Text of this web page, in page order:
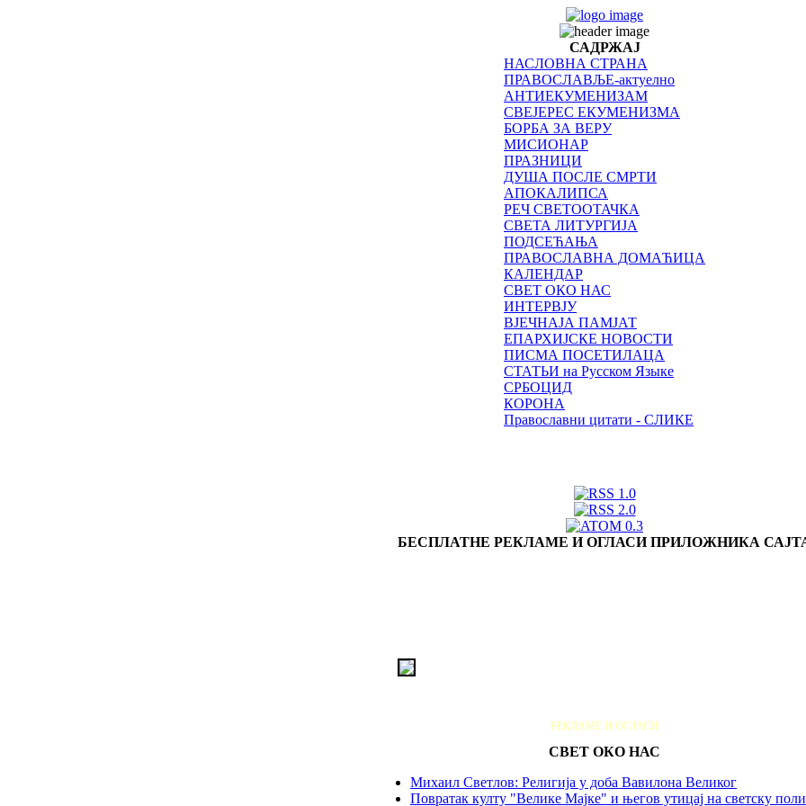
САДРЖАЈ
НАСЛОВНА СТРАНА
ПРАВОСЛАВЉЕ-актуелно
АНТИЕКУМЕНИЗАМ
СВЕЈЕРЕС ЕКУМЕНИЗМА
БОРБА ЗА ВЕРУ
МИСИОНАР
ПРАЗНИЦИ
ДУША ПОСЛЕ СМРТИ
АПОКАЛИПСА
РЕЧ СВЕТООТАЧКА
СВЕТА ЛИТУРГИЈА
ПОДСЕЋАЊА
ПРАВОСЛАВНА ДОМАЋИЦА
КАЛЕНДАР
СВЕТ ОКО НАС
ИНТЕРВЈУ
ВЈЕЧНАЈА ПАМЈАТ
ЕПАРХИЈСКЕ НОВОСТИ
ПИСМА ПОСЕТИЛАЦА
СТАТЬИ на Русском Языке
СРБОЦИД
КОРОНА
Православни цитати - СЛИКЕ
БЕСПЛАТНЕ РЕКЛАМЕ И ОГЛАСИ ПРИЛОЖНИКА
РЕКЛАМЕ И ОГЛАСИ
СВЕТ ОКО НАС
Михаил Светлов: Религија у доба Вавилона Великог
Повратак култу "Велике Мајке" и његов утицај на светску